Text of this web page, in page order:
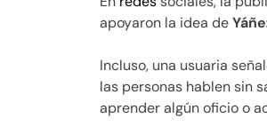
apoyaron la idea de
Incluso, una usuaria
las personas hablen sin
aprender algún oficio o